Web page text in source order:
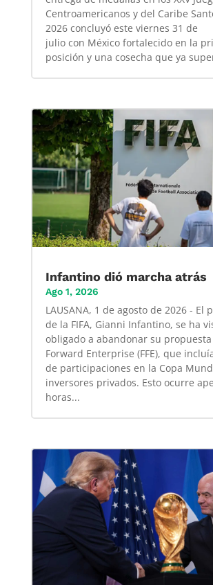
Centroamericanos y del Caribe
2026 concluyó este viernes 31 de
julio con México fortalecido en la
posición y una cosecha que ya
Infantino dió marcha atrás
Ago 1, 2026
LAUSANA, 1 de agosto de 2026 - El
de la FIFA, Gianni Infantino, se ha
obligado a abandonar su propuesta
Forward Enterprise (FFE), que
de participaciones en la Copa
inversores privados. Esto ocurre
horas...